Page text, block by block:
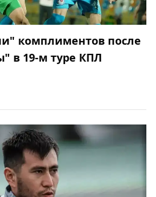
комплиментов после
в 19-м туре КПЛ